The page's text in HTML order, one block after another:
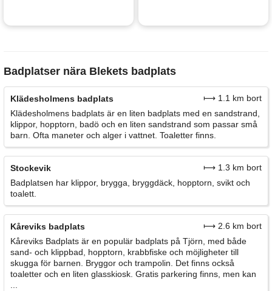
Badplatser nära Blekets badplats
Klädesholmens badplats
⟼ 1.1 km bort
Klädesholmens badplats är en liten badplats med en sandstrand,
klippor, hopptorn, badö och en liten sandstrand som passar små
barn. Ofta maneter och alger i vattnet. Toaletter finns.
Stockevik
⟼ 1.3 km bort
Badplatsen har klippor, brygga, bryggdäck, hopptorn, svikt och
toalett.
Kåreviks badplats
⟼ 2.6 km bort
Kåreviks Badplats är en populär badplats på Tjörn, med både
sand- och klippbad, hopptorn, krabbfiske och möjligheter till
skugga för barnen. Bryggor och trampolin. Det finns också
toaletter och en liten glasskiosk. Gratis parkering finns, men kan
...